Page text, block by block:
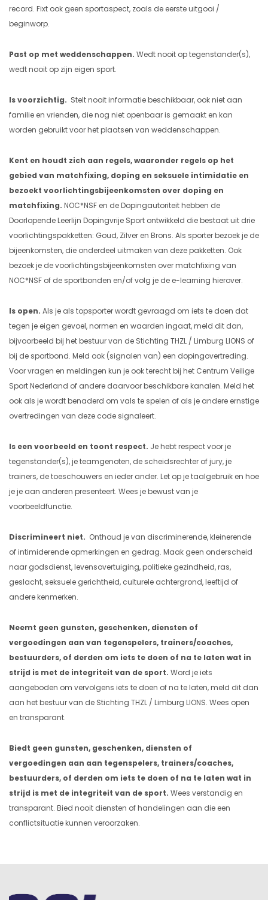
record. Fixt ook geen sportaspect, zoals de eerste uitgooi /
beginworp.
Past op met weddenschappen. Wedt nooit op tegenstander(s),
wedt nooit op zijn eigen sport.
Is voorzichtig. Stelt nooit informatie beschikbaar, ook niet aan
familie en vrienden, die nog niet openbaar is gemaakt en kan
worden gebruikt voor het plaatsen van weddenschappen.
Kent en houdt zich aan regels, waaronder regels op het
gebied van matchfixing, doping en seksuele intimidatie en
bezoekt voorlichtingsbijeenkomsten over doping en
matchfixing. NOC*NSF en de Dopingautoriteit hebben de
Doorlopende Leerlijn Dopingvrije Sport ontwikkeld die bestaat uit drie
voorlichtingspakketten: Goud, Zilver en Brons. Als sporter bezoek je de
bijeenkomsten, die onderdeel uitmaken van deze pakketten. Ook
bezoek je de voorlichtingsbijeenkomsten over matchfixing van
NOC*NSF of de sportbonden en/of volg je de e-learning hierover.
Is open. Als je als topsporter wordt gevraagd om iets te doen dat
tegen je eigen gevoel, normen en waarden ingaat, meld dit dan,
bijvoorbeeld bij het bestuur van de Stichting THZL / Limburg LIONS of
bij de sportbond. Meld ook (signalen van) een dopingovertreding.
Voor vragen en meldingen kun je ook terecht bij het Centrum Veilige
Sport Nederland of andere daarvoor beschikbare kanalen. Meld het
ook als je wordt benaderd om vals te spelen of als je andere ernstige
overtredingen van deze code signaleert.
Is een voorbeeld en toont respect. Je hebt respect voor je
tegenstander(s), je teamgenoten, de scheidsrechter of jury, je
trainers, de toeschouwers en ieder ander. Let op je taalgebruik en hoe
je je aan anderen presenteert. Wees je bewust van je
voorbeeldfunctie.
Discrimineert niet. Onthoud je van discriminerende, kleinerende
of intimiderende opmerkingen en gedrag. Maak geen onderscheid
naar godsdienst, levensovertuiging, politieke gezindheid, ras,
geslacht, seksuele gerichtheid, culturele achtergrond, leeftijd of
andere kenmerken.
Neemt geen gunsten, geschenken, diensten of
vergoedingen aan van tegenspelers, trainers/coaches,
bestuurders, of derden om iets te doen of na te laten wat in
strijd is met de integriteit van de sport. Word je iets
aangeboden om vervolgens iets te doen of na te laten, meld dit dan
aan het bestuur van de Stichting THZL / Limburg LIONS. Wees open
en transparant.
Biedt geen gunsten, geschenken, diensten of
vergoedingen aan aan tegenspelers, trainers/coaches,
bestuurders, of derden om iets te doen of na te laten wat in
strijd is met de integriteit van de sport. Wees verstandig en
transparant. Bied nooit diensten of handelingen aan die een
conflictsituatie kunnen veroorzaken.